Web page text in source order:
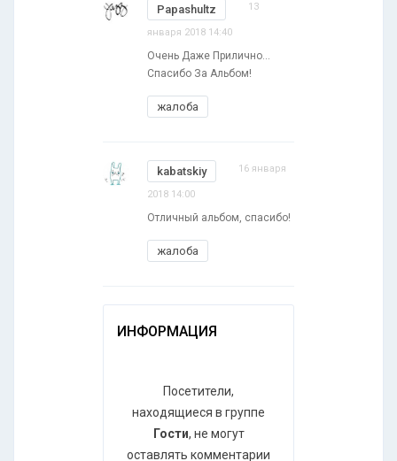
Papashultz 13
января 2018 14:40
Очень Даже Прилично...
Спасибо За Альбом!
жалоба
kabatskiy 16 января
2018 14:00
Отличный альбом, спасибо!
жалоба
ИНФОРМАЦИЯ
Посетители,
находящиеся в группе
Гости, не могут
оставлять комментарии